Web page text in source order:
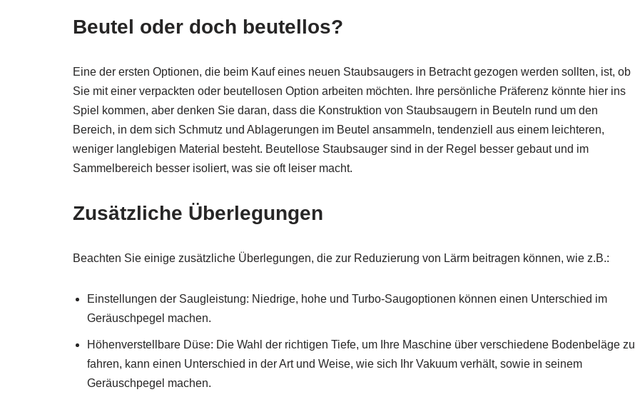
Beutel oder doch beutellos?
Eine der ersten Optionen, die beim Kauf eines neuen Staubsaugers in Betracht gezogen werden sollten, ist, ob
Sie mit einer verpackten oder beutellosen Option arbeiten möchten. Ihre persönliche Präferenz könnte hier ins
Spiel kommen, aber denken Sie daran, dass die Konstruktion von Staubsaugern in Beuteln rund um den
Bereich, in dem sich Schmutz und Ablagerungen im Beutel ansammeln, tendenziell aus einem leichteren,
weniger langlebigen Material besteht. Beutellose Staubsauger sind in der Regel besser gebaut und im
Sammelbereich besser isoliert, was sie oft leiser macht.
Zusätzliche Überlegungen
Beachten Sie einige zusätzliche Überlegungen, die zur Reduzierung von Lärm beitragen können, wie z.B.:
Einstellungen der Saugleistung: Niedrige, hohe und Turbo-Saugoptionen können einen Unterschied im
Geräuschpegel machen.
Höhenverstellbare Düse: Die Wahl der richtigen Tiefe, um Ihre Maschine über verschiedene Bodenbeläge zu
fahren, kann einen Unterschied in der Art und Weise, wie sich Ihr Vakuum verhält, sowie in seinem
Geräuschpegel machen.